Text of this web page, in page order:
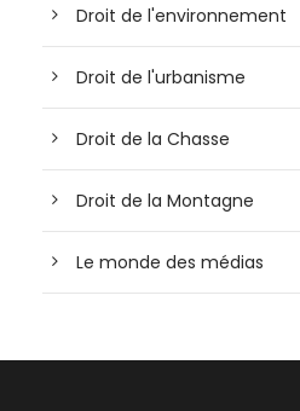
Droit de l'environnement
Droit de l'urbanisme
Droit de la Chasse
Droit de la Montagne
Le monde des médias